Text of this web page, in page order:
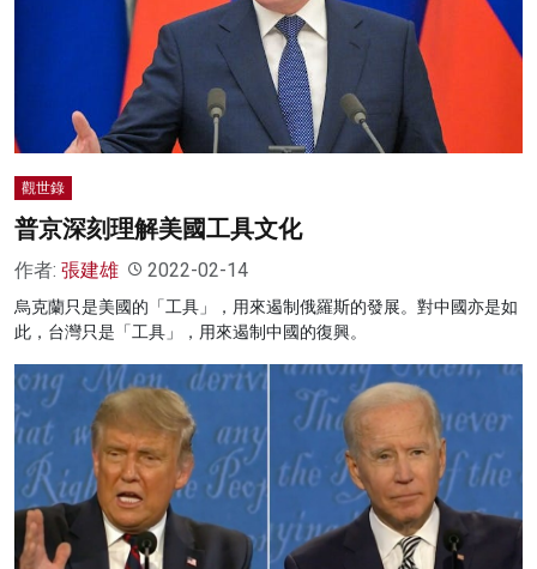
觀世錄
普京深刻理解美國工具文化
作者: 張建雄 2022-02-14
烏克蘭只是美國的「工具」，用來遏制俄羅斯的發展。對中國亦是如
此，台灣只是「工具」，用來遏制中國的復興。